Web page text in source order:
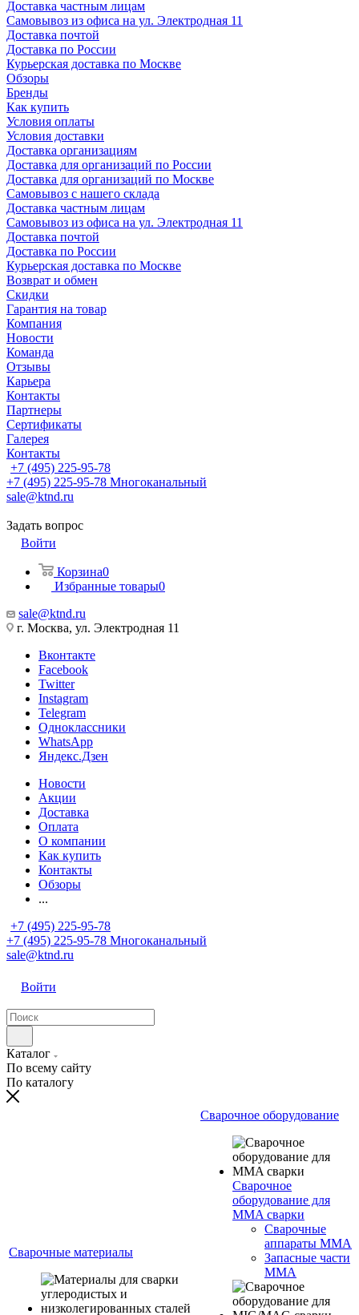
Доставка частным лицам
Самовывоз из офиса на ул. Электродная 11
Доставка почтой
Доставка по России
Курьерская доставка по Москве
Обзоры
Бренды
Как купить
Условия оплаты
Условия доставки
Доставка организациям
Доставка для организаций по России
Доставка для организаций по Москве
Самовывоз с нашего склада
Доставка частным лицам
Самовывоз из офиса на ул. Электродная 11
Доставка почтой
Доставка по России
Курьерская доставка по Москве
Возврат и обмен
Скидки
Гарантия на товар
Компания
Новости
Команда
Отзывы
Карьера
Контакты
Партнеры
Сертификаты
Галерея
Контакты
+7 (495) 225-95-78
+7 (495) 225-95-78 Многоканальный
sale@ktnd.ru
Задать вопрос
Войти
Корзина0
Избранные товары0
sale@ktnd.ru
г. Москва, ул. Электродная 11
Вконтакте
Facebook
Twitter
Instagram
Telegram
Одноклассники
WhatsApp
Яндекс.Дзен
Новости
Акции
Доставка
Оплата
О компании
Как купить
Контакты
Обзоры
...
+7 (495) 225-95-78
+7 (495) 225-95-78 Многоканальный
sale@ktnd.ru
Войти
Каталог
По всему сайту
По каталогу
Сварочные материалы
Сварочное оборудование
Сварочное
оборудование для
MMA сварки
Сварочные
аппараты MMA
Запасные части
MMA